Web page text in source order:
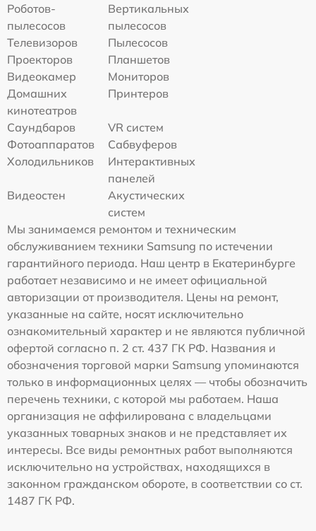
Роботов-
пылесосов
Вертикальных
пылесосов
Телевизоров
Пылесосов
Проекторов
Планшетов
Видеокамер
Мониторов
Домашних
кинотеатров
Принтеров
Саундбаров
VR систем
Фотоаппаратов
Сабвуферов
Холодильников
Интерактивных
панелей
Видеостен
Акустических
систем
Мы занимаемся ремонтом и техническим
обслуживанием техники Samsung по истечении
гарантийного периода. Наш центр в Екатеринбурге
работает независимо и не имеет официальной
авторизации от производителя. Цены на ремонт,
указанные на сайте, носят исключительно
ознакомительный характер и не являются публичной
офертой согласно п. 2 ст. 437 ГК РФ. Названия и
обозначения торговой марки Samsung упоминаются
только в информационных целях — чтобы обозначить
перечень техники, с которой мы работаем. Наша
организация не аффилирована с владельцами
указанных товарных знаков и не представляет их
интересы. Все виды ремонтных работ выполняются
исключительно на устройствах, находящихся в
законном гражданском обороте, в соответствии со ст.
1487 ГК РФ.